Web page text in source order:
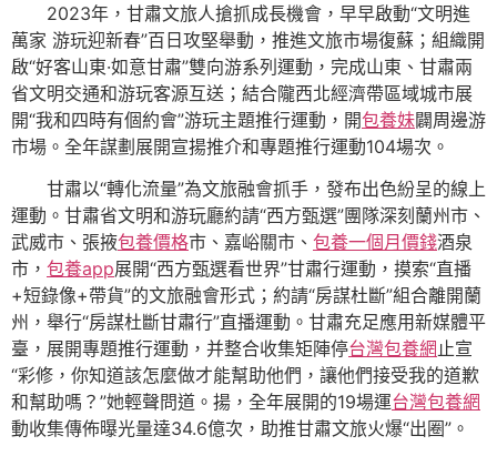
2023年，甘肅文旅人搶抓成長機會，早早啟動“文明進
萬家 游玩迎新春”百日攻堅舉動，推進文旅市場復蘇；組織開
啟“好客山東·如意甘肅”雙向游系列運動，完成山東、甘肅兩
省文明交通和游玩客源互送；結合隴西北經濟帶區域城市展
開“我和四時有個約會”游玩主題推行運動，開包養妹闢周邊游
市場。全年謀劃展開宣揚推介和專題推行運動104場次。
甘肅以“轉化流量”為文旅融會抓手，發布出色紛呈的線上
運動。甘肅省文明和游玩廳約請“西方甄選”團隊深刻蘭州市、
武威市、張掖包養價格市、嘉峪關市、 包養一個月價錢酒泉
市， 包養app展開“西方甄選看世界”甘肅行運動，摸索“直播
+短錄像+帶貨”的文旅融會形式；約請“房謀杜斷”組合離開蘭
州，舉行“房謀杜斷甘肅行”直播運動。甘肅充足應用新媒體平
臺，展開專題推行運動，并整合收集矩陣停台灣包養網止宣
“彩修，你知道該怎麼做才能幫助他們，讓他們接受我的道歉
和幫助嗎？”她輕聲問道。揚，全年展開的19場運台灣包養網
動收集傳佈曝光量達34.6億次，助推甘肅文旅火爆“出圈”。